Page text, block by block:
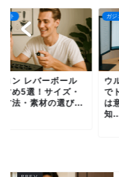
ット
トラワイドモニター
リプルディスプレイ
味ある？導入前に
ガジ
ク
安